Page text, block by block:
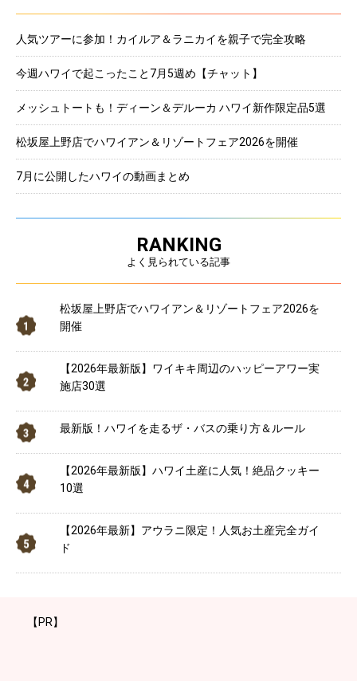
人気ツアーに参加！カイルア＆ラニカイを親子で完全攻略
今週ハワイで起こったこと7月5週め【チャット】
メッシュトートも！ディーン＆デルーカ ハワイ新作限定品5選
松坂屋上野店でハワイアン＆リゾートフェア2026を開催
7月に公開したハワイの動画まとめ
RANKING
よく見られている記事
松坂屋上野店でハワイアン＆リゾートフェア2026を
開催
【2026年最新版】ワイキキ周辺のハッピーアワー実
施店30選
最新版！ハワイを走るザ・バスの乗り方＆ルール
【2026年最新版】ハワイ土産に人気！絶品クッキー
10選
【2026年最新】アウラニ限定！人気お土産完全ガイ
ド
【PR】